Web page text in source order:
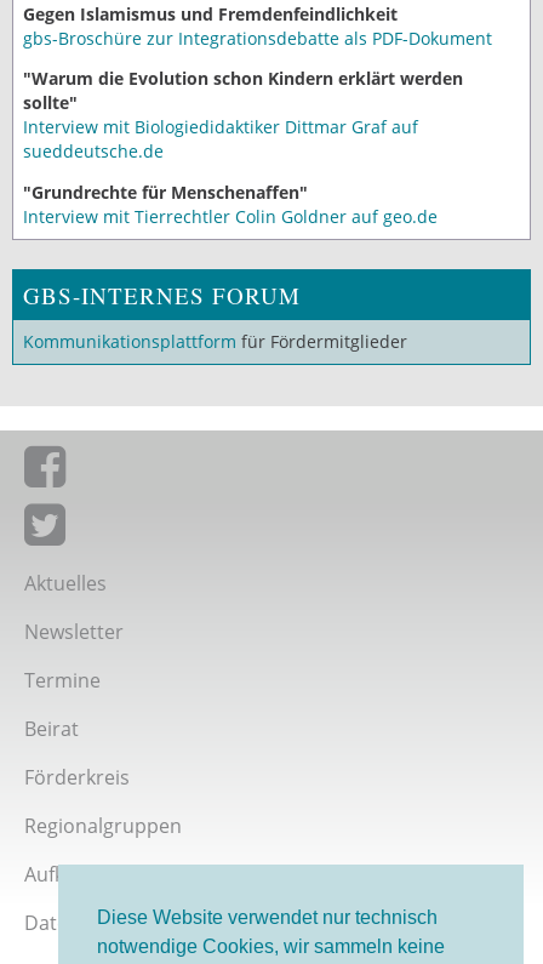
Diese Website verwendet nur technisch
notwendige Cookies, wir sammeln keine
Gegen Islamismus und Fremdenfeindlichkeit
gbs-Broschüre zur Integrationsdebatte als PDF-Dokument
"Warum die Evolution schon Kindern erklärt werden
sollte"
Interview mit Biologiedidaktiker Dittmar Graf auf
sueddeutsche.de
"Grundrechte für Menschenaffen"
Interview mit Tierrechtler Colin Goldner auf geo.de
GBS-INTERNES FORUM
Kommunikationsplattform für Fördermitglieder
Giordano-Bruno-Stiftung auf Facebook
Giordano-Bruno-Stiftung bei Twitter
Aktuelles
Newsletter
Termine
Beirat
Förderkreis
Regionalgruppen
Aufklärer werden
Datenschutz